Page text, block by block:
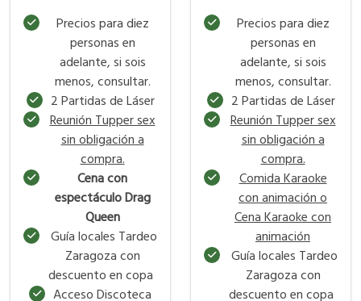
Precios para diez
personas en
adelante, si sois
menos, consultar.
2 Partidas de Láser
Reunión Tupper sex
sin obligación a
compra.
Cena con
espectáculo Drag
Queen
Guía locales Tardeo
Zaragoza con
descuento en copa
Acceso Discoteca
Precios para diez
personas en
adelante, si sois
menos, consultar.
2 Partidas de Láser
Reunión Tupper sex
sin obligación a
compra.
Comida Karaoke
con animación o
Cena Karaoke con
animación
Guía locales Tardeo
Zaragoza con
descuento en copa